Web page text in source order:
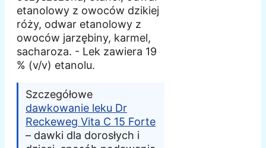
etanolowy z owoców dzikiej
róży, odwar etanolowy z
owoców jarzębiny, karmel,
sacharoza. - Lek zawiera 19
% (v/v) etanolu.
Szczegółowe
dawkowanie leku Dr
Reckeweg Vita C 15 Forte
– dawki dla dorosłych i